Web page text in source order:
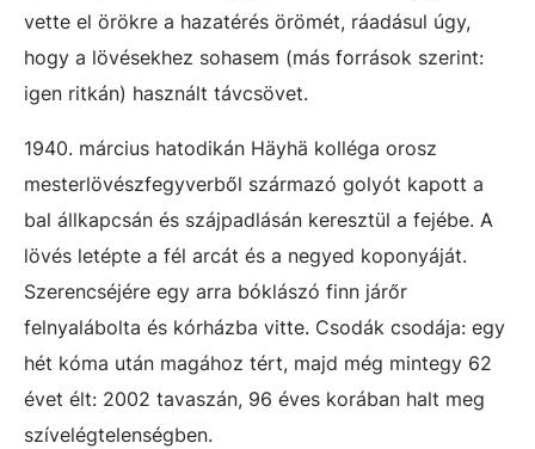
vette el örökre a hazatérés örömét, ráadásul úgy,
hogy a lövésekhez sohasem (más források szerint:
igen ritkán) használt távcsövet.
1940. március hatodikán Häyhä kolléga orosz
mesterlövészfegyverből származó golyót kapott a
bal állkapcsán és szájpadlásán keresztül a fejébe. A
lövés letépte a fél arcát és a negyed koponyáját.
Szerencséjére egy arra bóklászó finn járőr
felnyalábolta és kórházba vitte. Csodák csodája: egy
hét kóma után magához tért, majd még mintegy 62
évet élt: 2002 tavaszán, 96 éves korában halt meg
szívelégtelenségben.